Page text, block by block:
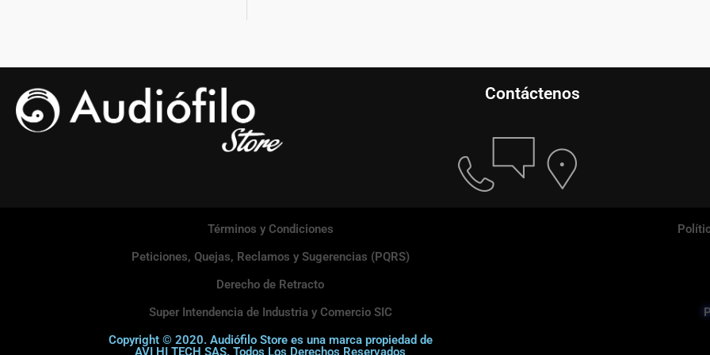
Contáctenos
Términos y Condiciones
Peticiones, Quejas, Reclamos y Sugerencias (PQRS)
Derecho de Retracto
Super Intendencia de Industria y Comercio SIC
Copyright © 2020. Audiófilo Store es una marca propiedad de
AVI HI TECH SAS. Todos Los Derechos Reservados